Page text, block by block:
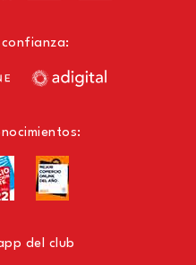
del club